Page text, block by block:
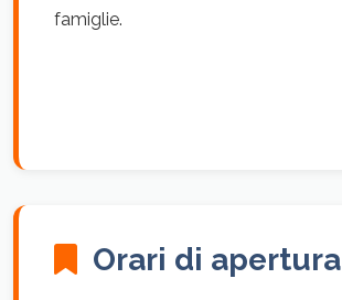
famiglie.
Orari di apertura